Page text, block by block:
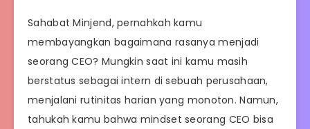
Sahabat Minjend, pernahkah kamu
membayangkan bagaimana rasanya menjadi
seorang CEO? Mungkin saat ini kamu masih
berstatus sebagai intern di sebuah perusahaan,
menjalani rutinitas harian yang monoton. Namun,
tahukah kamu bahwa mindset seorang CEO bisa